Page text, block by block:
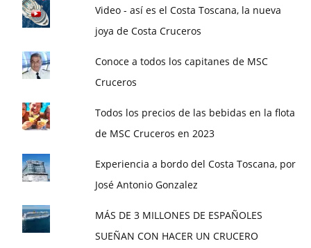
Video - así es el Costa Toscana, la nueva
joya de Costa Cruceros
Conoce a todos los capitanes de MSC
Cruceros
Todos los precios de las bebidas en la flota
de MSC Cruceros en 2023
Experiencia a bordo del Costa Toscana, por
José Antonio Gonzalez
MÁS DE 3 MILLONES DE ESPAÑOLES
SUEÑAN CON HACER UN CRUCERO